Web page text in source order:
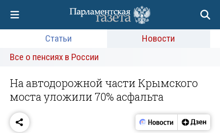
Статьи
Новости
Все о пенсиях в России
На автодорожной части Крымского
моста уложили 70% асфальта